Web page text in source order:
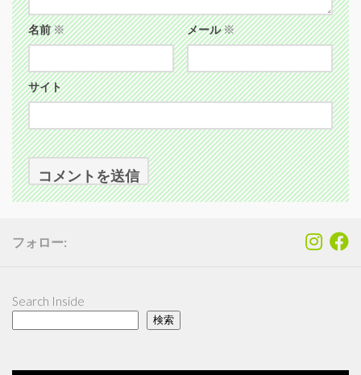
名前※ メール※
サイト
フォロー:
Search Inside
検索